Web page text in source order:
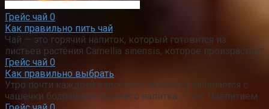
Грейс чай 0
Как правильно пить чай
Чай — это горячий напиток, который готовится из
листьев растения Camellia sinensis, которое произрастает
Грейс чай 0
Как правильно выбрать
Утро почти каждого взрослого человека начинается с
чашечки бодрящего, горячего напитка — чая. Чаепитием